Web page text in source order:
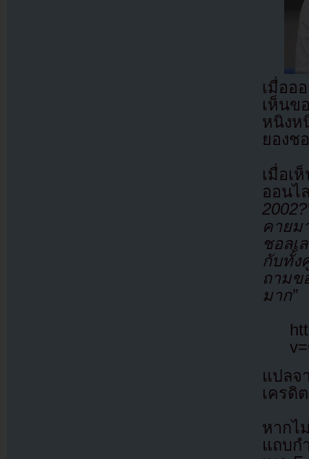
เมื่ออ
เห็นข
หนิงห
ยองช
เมื่อเ
ออน
คายม
ชอลเ
กับทั้ง
ถามข
มาก”
แปล
เครดิ
หากไ
แถบก